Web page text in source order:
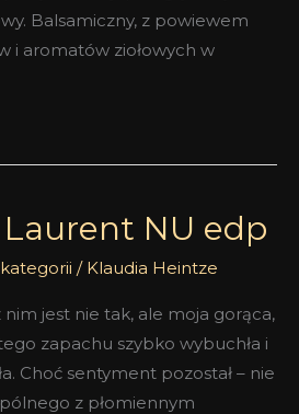
Balsamiczny, z powiewem
i aromatów ziołowych w
Laurent NU edp
/ Klaudia Heintze
jest nie tak, ale moja gorąca,
zapachu szybko wybuchła i
Choć sentyment pozostał – nie
z płomiennym